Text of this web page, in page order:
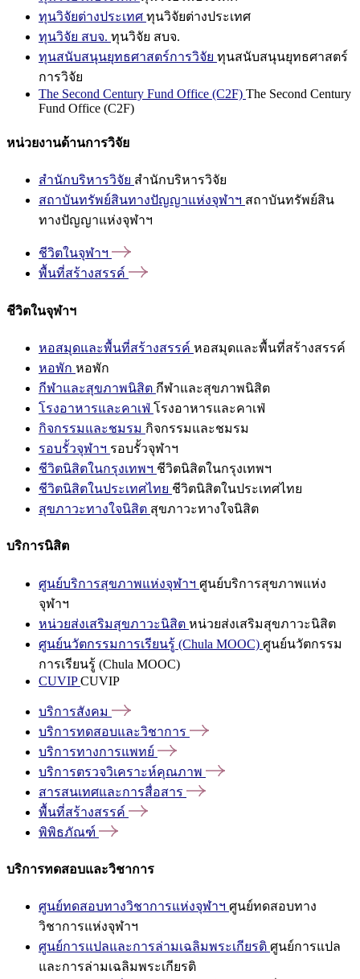
ทุนวิจัยต่างประเทศ ทุนวิจัยต่างประเทศ
ทุนวิจัย สบจ. ทุนวิจัย สบจ.
ทุนสนับสนุนยุทธศาสตร์การวิจัย ทุนสนับสนุนยุทธศาสตร์
การวิจัย
The Second Century Fund Office (C2F) The Second Century
Fund Office (C2F)
หน่วยงานด้านการวิจัย
สำนักบริหารวิจัย สำนักบริหารวิจัย
สถาบันทรัพย์สินทางปัญญาแห่งจุฬาฯ สถาบันทรัพย์สิน
ทางปัญญาแห่งจุฬาฯ
ชีวิตในจุฬาฯ
พื้นที่สร้างสรรค์
ชีวิตในจุฬาฯ
หอสมุดและพื้นที่สร้างสรรค์ หอสมุดและพื้นที่สร้างสรรค์
หอพัก หอพัก
กีฬาและสุขภาพนิสิต กีฬาและสุขภาพนิสิต
โรงอาหารและคาเฟ่ โรงอาหารและคาเฟ่
กิจกรรมและชมรม กิจกรรมและชมรม
รอบรั้วจุฬาฯ รอบรั้วจุฬาฯ
ชีวิตนิสิตในกรุงเทพฯ ชีวิตนิสิตในกรุงเทพฯ
ชีวิตนิสิตในประเทศไทย ชีวิตนิสิตในประเทศไทย
สุขภาวะทางใจนิสิต สุขภาวะทางใจนิสิต
บริการนิสิต
ศูนย์บริการสุขภาพแห่งจุฬาฯ ศูนย์บริการสุขภาพแห่ง
จุฬาฯ
หน่วยส่งเสริมสุขภาวะนิสิต หน่วยส่งเสริมสุขภาวะนิสิต
ศูนย์นวัตกรรมการเรียนรู้ (Chula MOOC) ศูนย์นวัตกรรม
การเรียนรู้ (Chula MOOC)
CUVIPCUVIP
บริการสังคม
บริการทดสอบและวิชาการ
บริการทางการแพทย์
บริการตรวจวิเคราะห์คุณภาพ
สารสนเทศและการสื่อสาร
พื้นที่สร้างสรรค์
พิพิธภัณฑ์
บริการทดสอบและวิชาการ
ศูนย์ทดสอบทางวิชาการแห่งจุฬาฯ ศูนย์ทดสอบทาง
วิชาการแห่งจุฬาฯ
ศูนย์การแปลและการล่ามเฉลิมพระเกียรติ ศูนย์การแปล
และการล่ามเฉลิมพระเกียรติ